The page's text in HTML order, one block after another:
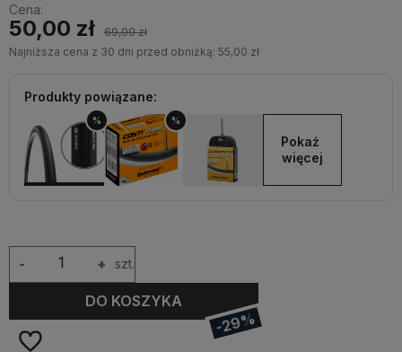
Cena:
50,00 zł
69,99 zł
Najniższa cena z 30 dni przed obniżką: 55,00 zł
Produkty powiązane:
% %
Pokaż
więcej
+
- szt.
DO KOSZYKA
-29%